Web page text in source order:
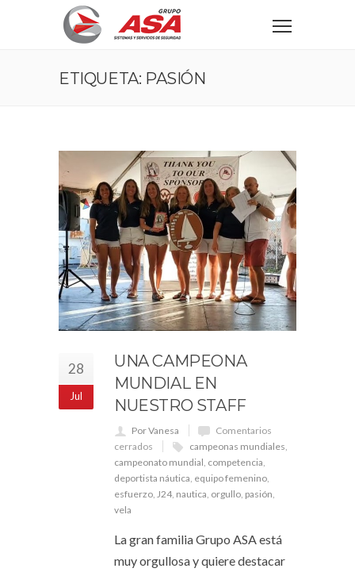
ETIQUETA: PASIÓN
28
Jul
UNA CAMPEONA
MUNDIAL EN
NUESTRO STAFF
Por Vanesa
Comentarios
cerrados
campeonas mundiales,
campeonato mundial, competencia,
deportista náutica, equipo femenino,
esfuerzo, J24, nautica, orgullo, pasión,
vela
La gran familia Grupo ASA está
muy orgullosa y quiere destacar